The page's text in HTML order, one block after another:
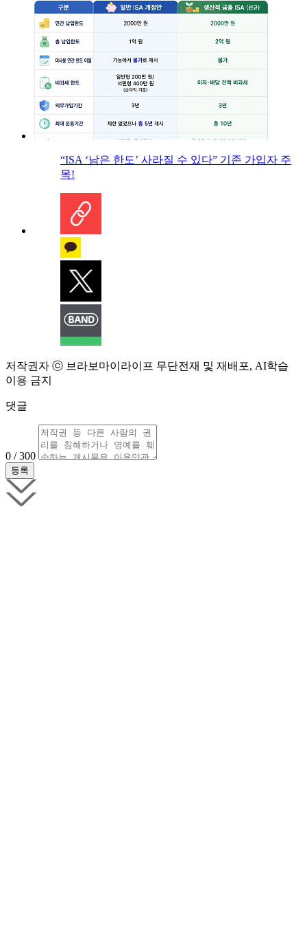
“ISA ‘남은 한도’ 사라질 수 있다” 기존 가입자 주
목!
저작권자 ⓒ 브라보마이라이프 무단전재 및 재배포, AI학습
이용 금지
댓글
0 / 300